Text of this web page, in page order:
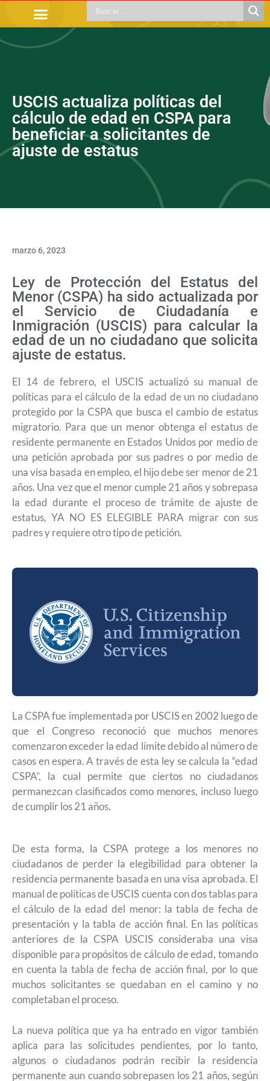
USCIS actualiza políticas del
cálculo de edad en CSPA para
beneficiar a solicitantes de
ajuste de estatus
marzo 6, 2023
Ley de Protección del Estatus del
Menor (CSPA) ha sido actualizada por
el Servicio de Ciudadanía e
Inmigración (USCIS) para calcular la
edad de un no ciudadano que solicita
ajuste de estatus.
El 14 de febrero, el USCIS actualizó su manual de
políticas para el cálculo de la edad de un no ciudadano
protegido por la CSPA que busca el cambio de estatus
migratorio. Para que un menor obtenga el estatus de
residente permanente en Estados Unidos por medio de
una petición aprobada por sus padres o por medio de
una visa basada en empleo, el hijo debe ser menor de 21
años. Una vez que el menor cumple 21 años y sobrepasa
la edad durante el proceso de trámite de ajuste de
estatus, YA NO ES ELEGIBLE PARA migrar con sus
padres y requiere otro tipo de petición.
La CSPA fue implementada por USCIS en 2002 luego de
que el Congreso reconoció que muchos menores
comenzaron exceder la edad límite debido al número de
casos en espera. A través de esta ley se calcula la “edad
CSPA”, la cual permite que ciertos no ciudadanos
permanezcan clasificados como menores, incluso luego
de cumplir los 21 años.
De esta forma, la CSPA protege a los menores no
ciudadanos de perder la elegibilidad para obtener la
residencia permanente basada en una visa aprobada. El
manual de políticas de USCIS cuenta con dos tablas para
el cálculo de la edad del menor: la tabla de fecha de
presentación y la tabla de acción final. En las políticas
anteriores de la CSPA USCIS consideraba una visa
disponible para propósitos de cálculo de edad, tomando
en cuenta la tabla de fecha de acción final, por lo que
muchos solicitantes se quedaban en el camino y no
completaban el proceso.
La nueva política que ya ha entrado en vigor también
aplica para las solicitudes pendientes, por lo tanto,
algunos o ciudadanos podrán recibir la residencia
permanente aun cuando sobrepasen los 21 años, según